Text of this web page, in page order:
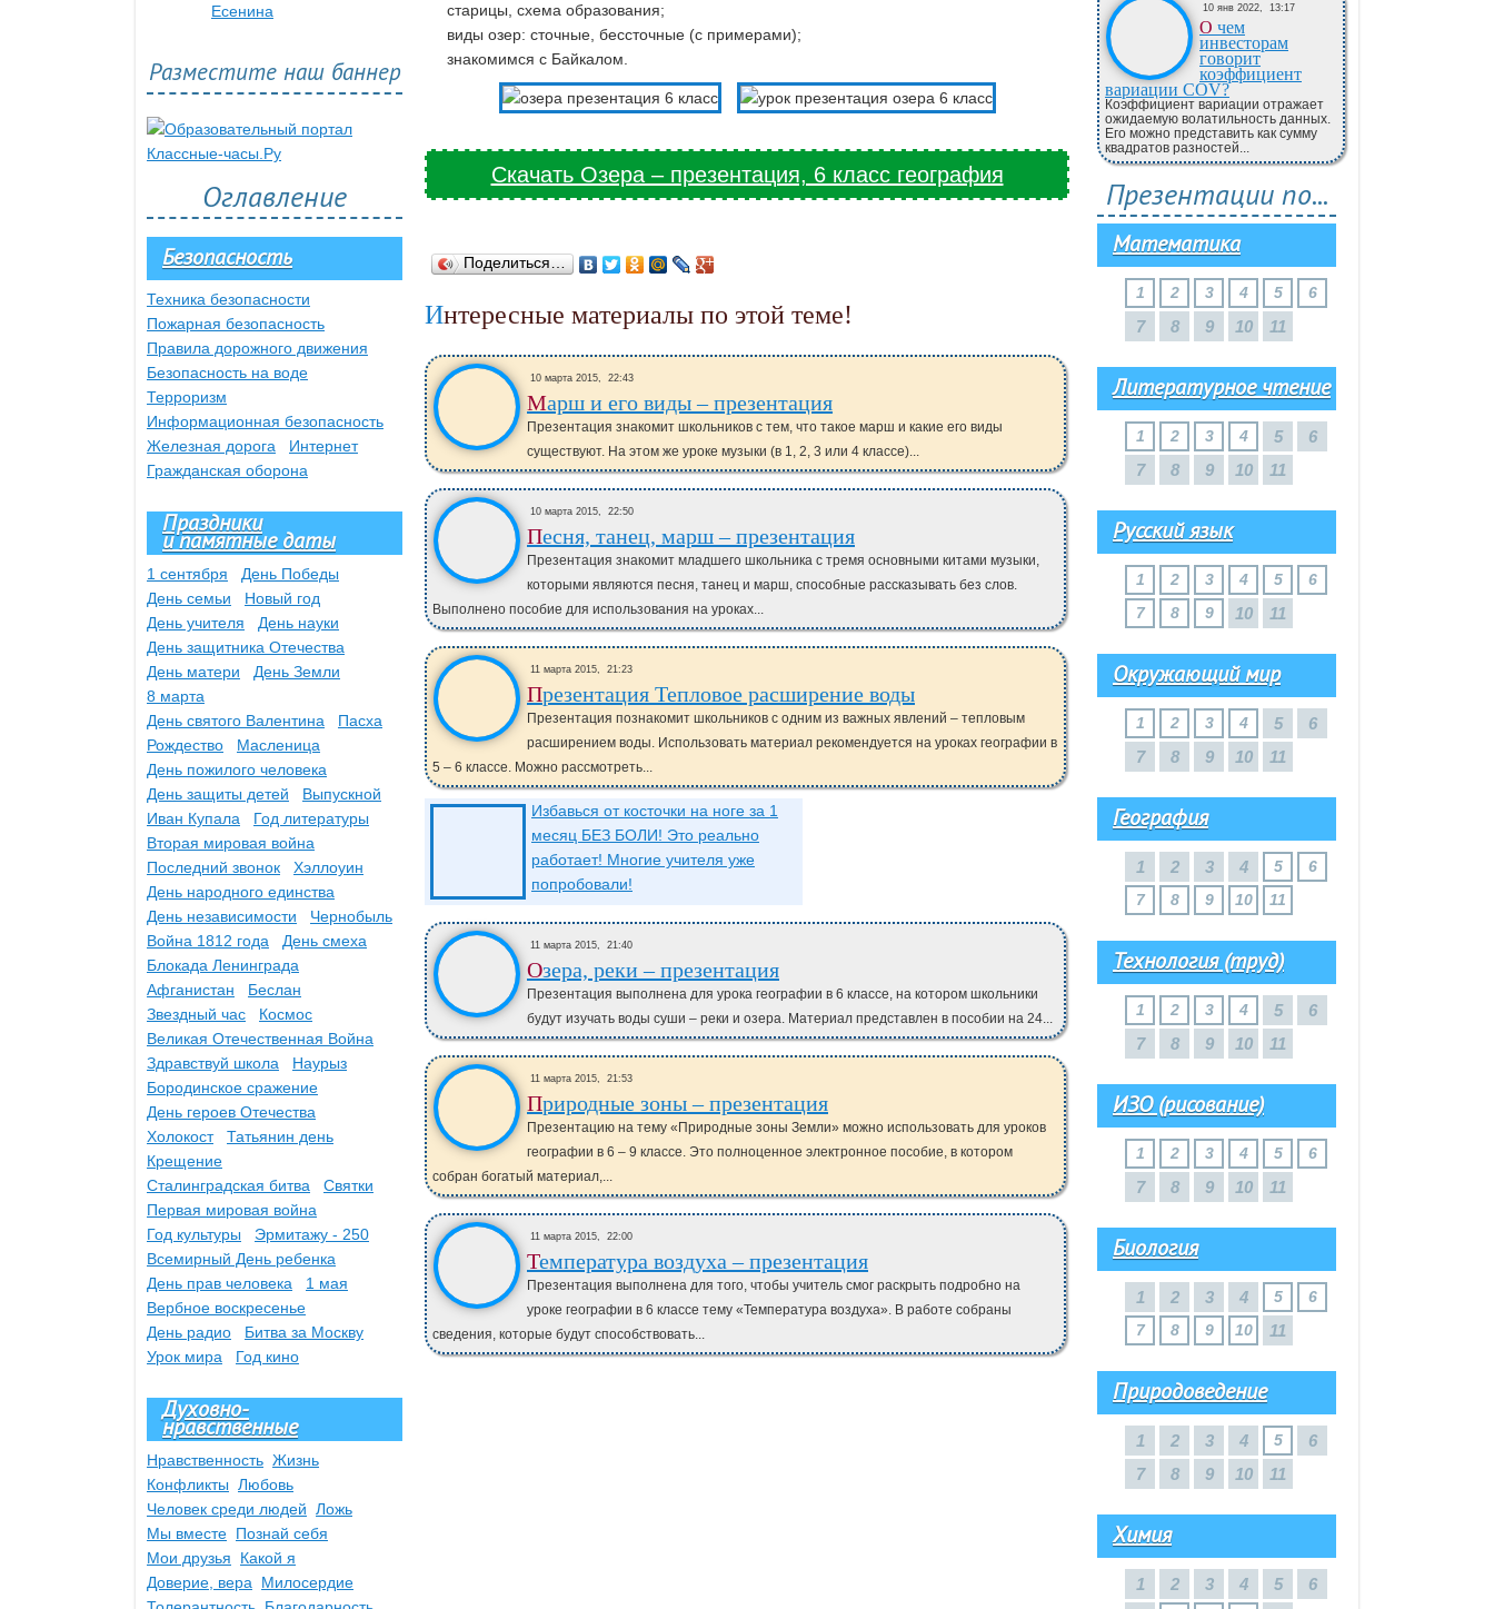
старицы, схема образования;
виды озер: сточные, бессточные (с примерами);
знакомимся с Байкалом.
Скачать Озера – презентация, 6 класс география
Поделиться…
Интересные материалы по этой теме!
10 марта 2015, 22:43
Марш и его виды – презентация
Презентация знакомит школьников с тем, что такое марш и какие его виды
существуют. На этом же уроке музыки (в 1, 2, 3 или 4 классе)...
10 марта 2015, 22:50
Песня, танец, марш – презентация
Презентация знакомит младшего школьника с тремя основными китами музыки,
которыми являются песня, танец и марш, способные рассказывать без слов.
Выполнено пособие для использования на уроках...
11 марта 2015, 21:23
Презентация Тепловое расширение воды
Презентация познакомит школьников с одним из важных явлений – тепловым
расширением воды. Использовать материал рекомендуется на уроках географии в
5 – 6 классе. Можно рассмотреть...
Избавься от косточки на ноге за 1
месяц БЕЗ БОЛИ! Это реально
работает! Многие учителя уже
попробовали!
11 марта 2015, 21:40
Озера, реки – презентация
Презентация выполнена для урока географии в 6 классе, на котором школьники
будут изучать воды суши – реки и озера. Материал представлен в пособии на 24...
11 марта 2015, 21:53
Природные зоны – презентация
Презентацию на тему «Природные зоны Земли» можно использовать для уроков
географии в 6 – 9 классе. Это полноценное электронное пособие, в котором
собран богатый материал,...
11 марта 2015, 22:00
Температура воздуха – презентация
Презентация выполнена для того, чтобы учитель смог раскрыть подробно на
уроке географии в 6 классе тему «Температура воздуха». В работе собраны
сведения, которые будут способствовать...
10 янв 2022, 13:17
О чем
инвесторам
говорит
коэффициент
вариации COV?
Коэффициент вариации отражает
ожидаемую волатильность данных.
Его можно представить как сумму
квадратов разностей...
Презентации по...
Математика
1 2 3 4 5 6
7 8 9 10 11
Литературное чтение
1 2 3 4 5
6
7
8 9 10 11
Русский язык
1 2 3 4 5
6
7
8 9 10 11
Окружающий мир
1 2 3 4 5
6
7
8 9 10 11
География
1 2 3 4 5
6
7
8 9 10 11
Технология (труд)
1 2 3 4 5
6
7
8 9 10 11
ИЗО (рисование)
1 2 3 4 5 6
7 8 9 10 11
Биология
1 2 3 4 5
6
7
8 9 10 11
Природоведение
1 2 3 4 5
6
7
8 9 10 11
Химия
1 2 3 4 5
6
Есенина
Разместите наш баннер
Оглавление
Безопасность
Техника безопасности
Пожарная безопасность
Правила дорожного движения
Безопасность на воде
Терроризм
Информационная безопасность
Железная дорога
Интернет
Гражданская оборона
Праздники
и памятные даты
1 сентября
День Победы
День семьи
Новый год
День учителя
День науки
День защитника Отечества
День матери
День Земли
8 марта
День святого Валентина
Пасха
Рождество
Масленица
День пожилого человека
День защиты детей
Выпускной
Иван Купала
Год литературы
Вторая мировая война
Последний звонок
Хэллоуин
День народного единства
День независимости
Чернобыль
Война 1812 года
День смеха
Блокада Ленинграда
Афганистан
Беслан
Звездный час
Космос
Великая Отечественная Война
Здравствуй школа
Наурыз
Бородинское сражение
День героев Отечества
Холокост
Татьянин день
Крещение
Сталинградская битва
Святки
Первая мировая война
Год культуры
Эрмитажу - 250
Всемирный День ребенка
День прав человека
1 мая
Вербное воскресенье
День радио
Битва за Москву
Урок мира
Год кино
Духовно-
нравственные
Нравственность Жизнь
Конфликты Любовь
Человек среди людей Ложь
Мы вместе Познай себя
Мои друзья
Какой я
Доверие, вера
Милосердие